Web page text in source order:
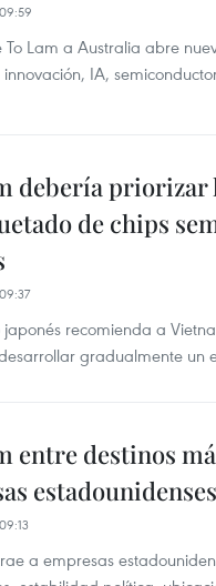
To Lam a Australia abre
IA,
debería priorizar
de chips
japonés recomienda a
gradualmente un
entre destinos
a empresas